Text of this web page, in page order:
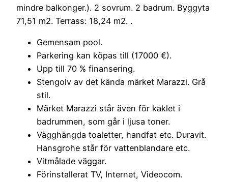
mindre balkonger.). 2 sovrum. 2 badrum. Byggyta
71,51 m2. Terrass: 18,24 m2. .
Gemensam pool.
Parkering kan köpas till (17000 €).
Upp till 70 % finansering.
Stengolv av det kända märket Marazzi. Grå
stil.
Märket Marazzi står även för kaklet i
badrummen, som går i ljusa toner.
Vägghängda toaletter, handfat etc. Duravit.
Hansgrohe står för vattenblandare etc.
Vitmålade väggar.
Förinstallerat TV, Internet, Videocom.